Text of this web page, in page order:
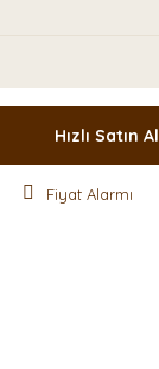
Hızlı Satın Al
Fiyat Alarmı